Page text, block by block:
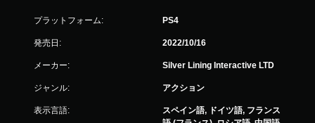
プラットフォーム: PS4
発売日: 2022/10/16
メーカー: Silver Lining Interactive LTD
ジャンル: アクション
表示言語:
スペイン語, ドイツ語, フランス